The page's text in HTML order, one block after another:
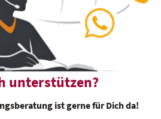
unterstützen?
ist gerne für Dich da!